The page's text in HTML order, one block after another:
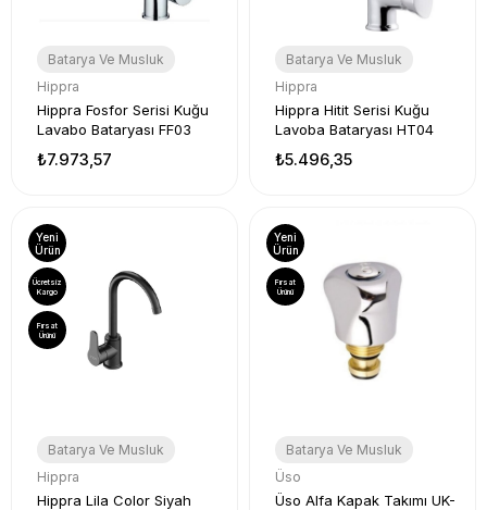
Batarya Ve Musluk
Hippra
Hippra Fosfor Serisi Kuğu
Lavabo Bataryası FF03
₺7.973,57
Batarya Ve Musluk
Hippra
Hippra Hitit Serisi Kuğu
Lavoba Bataryası HT04
₺5.496,35
Batarya Ve Musluk
Hippra
Hippra Lila Color Siyah
Yeni
Ürün
Ücretsiz
Kargo
Fırsat
Ürünü
Batarya Ve Musluk
Üso
Üso Alfa Kapak Takımı UK-
Yeni
Ürün
Fırsat
Ürünü